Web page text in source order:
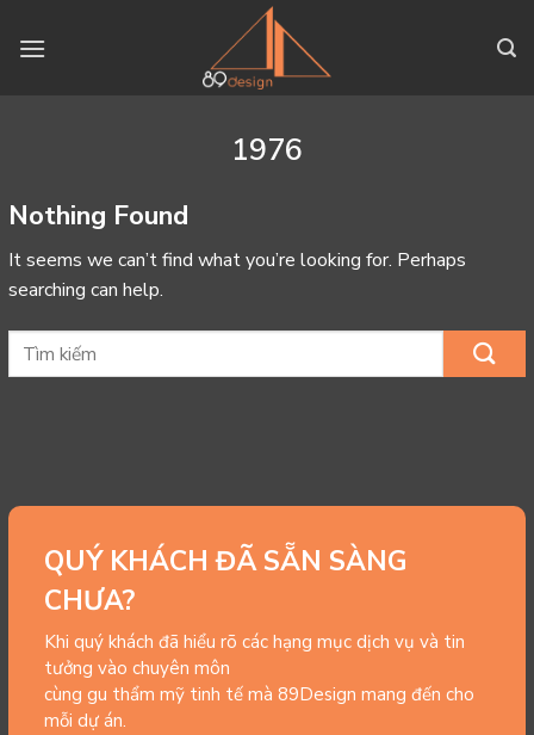
1976
Nothing Found
It seems we can’t find what you’re looking for. Perhaps
searching can help.
QUÝ KHÁCH ĐÃ SẴN SÀNG
CHƯA?
Khi quý khách đã hiểu rõ các hạng mục dịch vụ và tin
tưởng vào chuyên môn
cùng gu thẩm mỹ tinh tế mà 89Design mang đến cho
mỗi dự án.